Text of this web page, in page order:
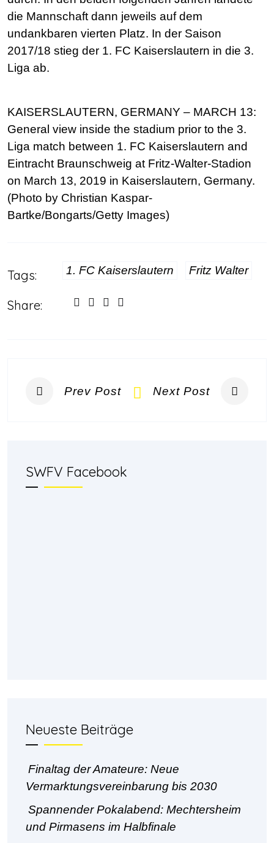
die Mannschaft dann jeweils auf dem
undankbaren vierten Platz. In der Saison
2017/18 stieg der 1. FC Kaiserslautern in die 3.
Liga ab.
KAISERSLAUTERN, GERMANY – MARCH 13:
General view inside the stadium prior to the 3.
Liga match between 1. FC Kaiserslautern and
Eintracht Braunschweig at Fritz-Walter-Stadion
on March 13, 2019 in Kaiserslautern, Germany.
(Photo by Christian Kaspar-
Bartke/Bongarts/Getty Images)
Tags: 1. FC Kaiserslautern Fritz Walter
Share:
Prev Post Next Post
SWFV Facebook
Neueste Beiträge
Finaltag der Amateure: Neue
Vermarktungsvereinbarung bis 2030
Spannender Pokalabend: Mechtersheim
und Pirmasens im Halbfinale